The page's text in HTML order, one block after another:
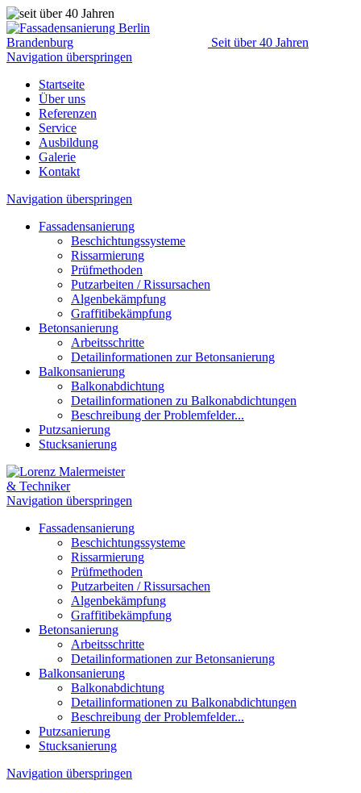
Seit über 40 Jahren
Navigation überspringen
Startseite
Über uns
Referenzen
Service
Ausbildung
Galerie
Kontakt
Navigation überspringen
Fassadensanierung
Beschichtungssysteme
Rissarmierung
Prüfmethoden
Putzarbeiten / Rissursachen
Algenbekämpfung
Graffitibekämpfung
Betonsanierung
Arbeitsschritte
Detailinformationen zur Betonsanierung
Balkonsanierung
Balkonabdichtung
Detailinformationen zu Balkonabdichtungen
Beschreibung der Problemfelder...
Putzsanierung
Stucksanierung
Navigation überspringen
Fassadensanierung
Beschichtungssysteme
Rissarmierung
Prüfmethoden
Putzarbeiten / Rissursachen
Algenbekämpfung
Graffitibekämpfung
Betonsanierung
Arbeitsschritte
Detailinformationen zur Betonsanierung
Balkonsanierung
Balkonabdichtung
Detailinformationen zu Balkonabdichtungen
Beschreibung der Problemfelder...
Putzsanierung
Stucksanierung
Navigation überspringen